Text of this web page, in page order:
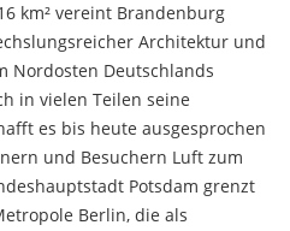
km² vereint Brandenburg
Architektur und
Nordosten Deutschlands
in vielen Teilen seine
es bis heute ausgesprochen
und Besuchern Luft zum
Potsdam grenzt
Berlin, die als